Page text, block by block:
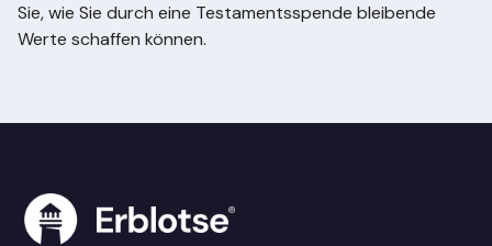
Sie, wie Sie durch eine Testamentsspende bleibende
Werte schaffen können.